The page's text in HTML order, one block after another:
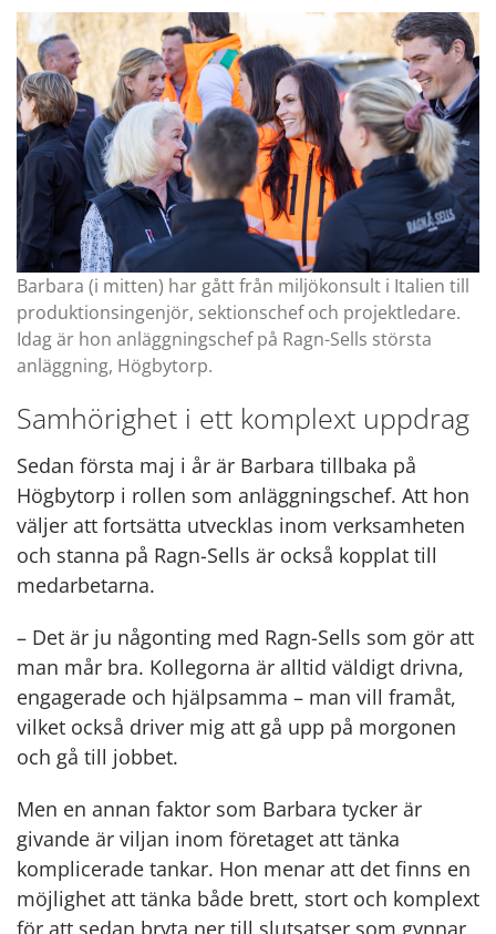
Barbara (i mitten) har gått från miljökonsult i Italien till
produktionsingenjör, sektionschef och projektledare.
Idag är hon anläggningschef på Ragn-Sells största
anläggning, Högbytorp.
Samhörighet i ett komplext uppdrag
Sedan första maj i år är Barbara tillbaka på
Högbytorp i rollen som anläggningschef. Att hon
väljer att fortsätta utvecklas inom verksamheten
och stanna på Ragn-Sells är också kopplat till
medarbetarna.
– Det är ju någonting med Ragn-Sells som gör att
man mår bra. Kollegorna är alltid väldigt drivna,
engagerade och hjälpsamma – man vill framåt,
vilket också driver mig att gå upp på morgonen
och gå till jobbet.
Men en annan faktor som Barbara tycker är
givande är viljan inom företaget att tänka
komplicerade tankar. Hon menar att det finns en
möjlighet att tänka både brett, stort och komplext